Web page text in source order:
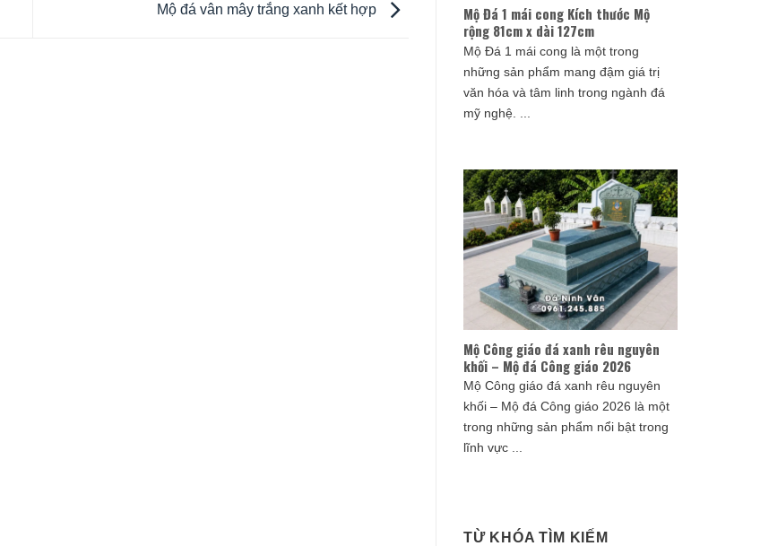
Mộ đá vân mây trắng xanh kết hợp
Mộ Đá 1 mái cong Kích thước Mộ
rộng 81cm x dài 127cm
Mộ Đá 1 mái cong là một trong
những sản phẩm mang đậm giá trị
văn hóa và tâm linh trong ngành đá
mỹ nghệ. ...
Mộ Công giáo đá xanh rêu nguyên
khối – Mộ đá Công giáo 2026
Mộ Công giáo đá xanh rêu nguyên
khối – Mộ đá Công giáo 2026 là một
trong những sản phẩm nổi bật trong
lĩnh vực ...
TỪ KHÓA TÌM KIẾM